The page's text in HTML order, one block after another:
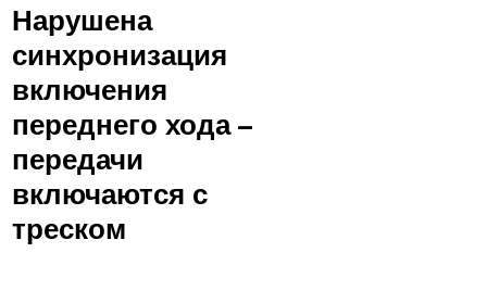
Нарушена
синхронизация
включения
переднего хода –
передачи
включаются с
треском